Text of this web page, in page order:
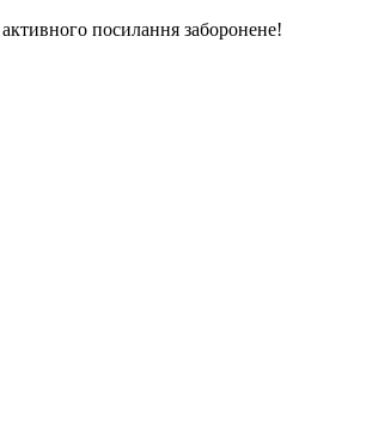
посилання заборонене!